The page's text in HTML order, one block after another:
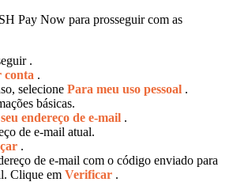
Pay Now para prosseguir com as
.
.
selecione Para meu uso pessoal .
básicas.
endereço de e-mail .
de e-mail atual.
.
de e-mail com o código enviado para
Clique em Verificar .